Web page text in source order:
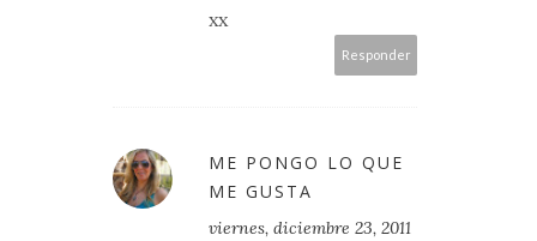
xx
Responder
ME PONGO LO QUE
ME GUSTA
viernes, diciembre 23, 2011